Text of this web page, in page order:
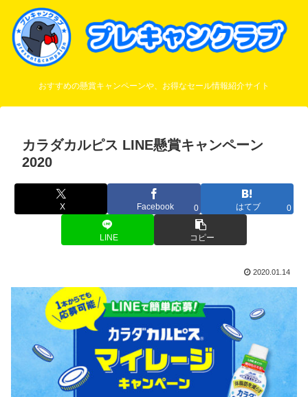
おすすめの懸賞キャンペーンや、お得なセール情報紹介サイト
カラダカルピス LINE懸賞キャンペーン
2020
X Facebook 0 はてブ 0
LINE コピー
2020.01.14